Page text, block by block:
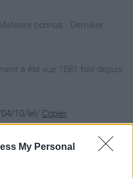
My Personal
connus - Dernière
a été vue 1081 fois depuis
10/lel/ Copier